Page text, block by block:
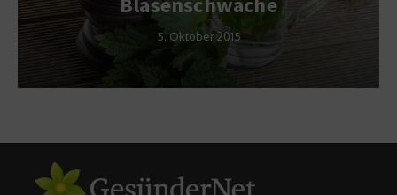
5. Oktober 2015